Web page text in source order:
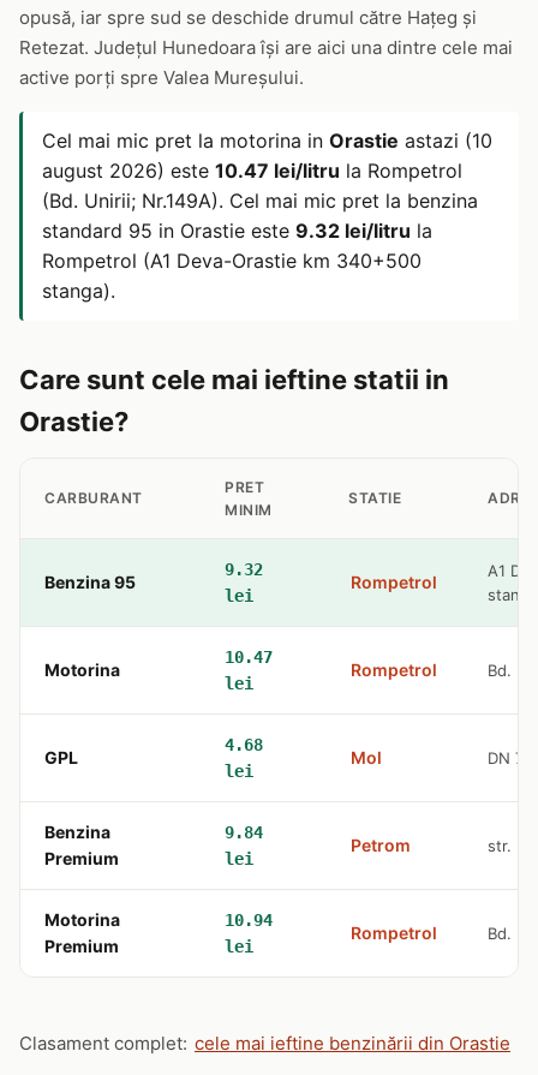
opusă, iar spre sud se deschide drumul către Hațeg și
Retezat. Județul Hunedoara își are aici una dintre cele mai
active porți spre Valea Mureșului.
Cel mai mic pret la motorina in Orastie astazi (10
august 2026) este 10.47 lei/litru la Rompetrol
(Bd. Unirii; Nr.149A). Cel mai mic pret la benzina
standard 95 in Orastie este 9.32 lei/litru la
Rompetrol (A1 Deva-Orastie km 340+500
stanga).
Care sunt cele mai ieftine statii in
Orastie?
CARBURANT
PRET
MINIM
STATIE
Benzina 95
9.32
lei
Rompetrol
A1
stanga
Motorina
10.47
lei
Rompetrol Bd.
GPL
4.68
lei
Mol DN 7,
Benzina
Premium
9.84
lei
Petrom str.
Motorina
Premium
10.94
lei
Rompetrol Bd.
Clasament complet: cele mai ieftine benzinării din Orastie